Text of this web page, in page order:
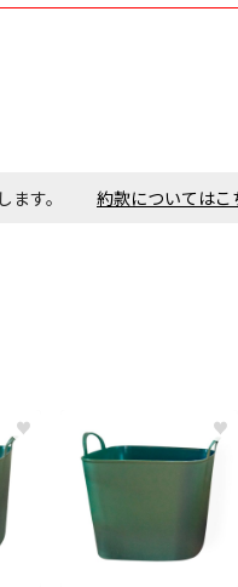
します。 約款についてはこ
♥ ♥